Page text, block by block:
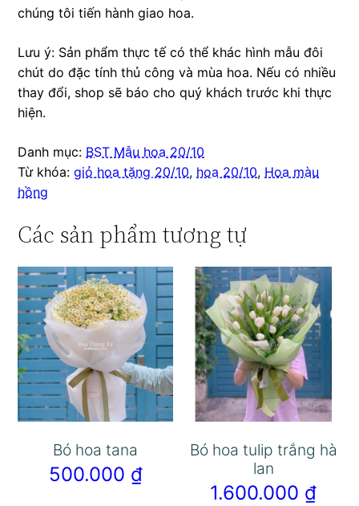
chúng tôi tiến hành giao hoa.
Lưu ý: Sản phẩm thực tế có thể khác hình mẫu đôi
chút do đặc tính thủ công và mùa hoa. Nếu có nhiều
thay đổi, shop sẽ báo cho quý khách trước khi thực
hiện.
Danh mục: BST Mẫu hoa 20/10
Từ khóa:giỏ hoa tặng 20/10, hoa 20/10, Hoa màu
hồng
Các sản phẩm tương tự
Bó hoa tana
500.000 ₫
Bó hoa tulip trắng hà
lan
1.600.000 ₫